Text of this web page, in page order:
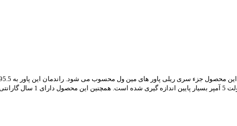
می رسد که این خروجی ایده‌آل را مدیون استفاده از قطعات با کیفیت و طراحی سطح بالا می دانیم. تلفات در سوئیچینگ 48 ولت 5 آمپر بسیار پایین اندازه گیری شده